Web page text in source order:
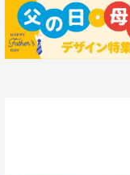
の日・父の日デザイン特集
2025.05.16 知識 / ノウハウ